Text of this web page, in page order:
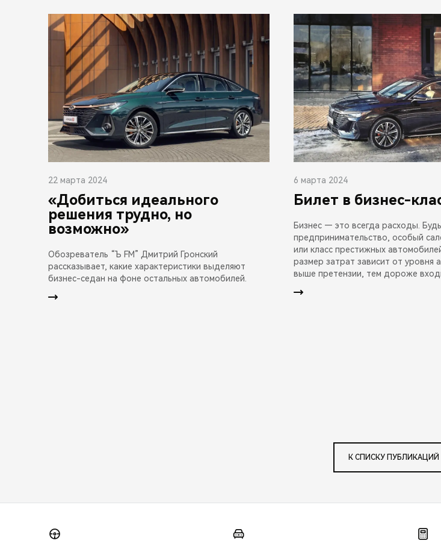
22 марта 2024
«Добиться идеального
решения трудно, но
возможно»
Обозреватель “Ъ FM” Дмитрий Гронский
рассказывает, какие характеристики выделяют
бизнес-седан на фоне остальных автомобилей.
6 марта 2024
Билет в бизнес-
Бизнес — это всегда расходы.
предпринимательство, особый
или класс престижных
размер затрат зависит от уровня
выше претензии, тем дороже
К СПИСКУ ПУБЛИКАЦИЙ